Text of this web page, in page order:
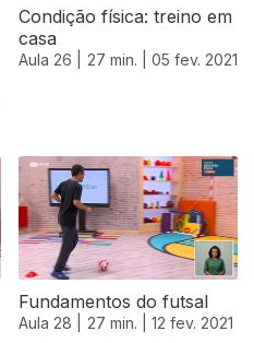
Condição física: treino em
casa
Aula 26 | 27 min. | 05 fev. 2021
Fundamentos do futsal
Aula 28 | 27 min. | 12 fev. 2021